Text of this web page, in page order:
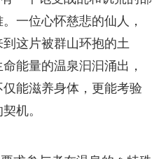
一位心怀慈悲的仙人，
这片被群山环抱的土
能量的温泉汩汩涌出，
能滋养身体，更能考验
机。